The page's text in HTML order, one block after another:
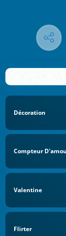
Décoration
Compteur
Valentine
Flirter